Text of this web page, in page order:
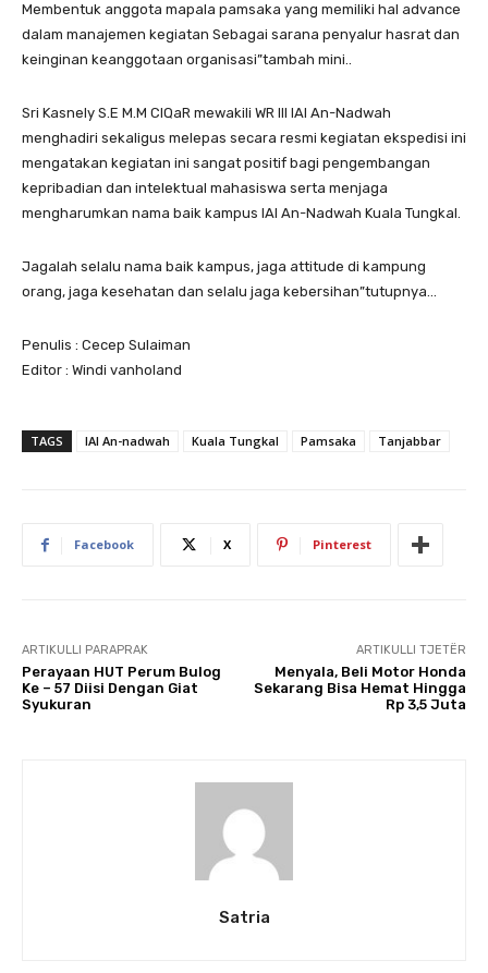
Membentuk anggota mapala pamsaka yang memiliki hal advance
dalam manajemen kegiatan Sebagai sarana penyalur hasrat dan
keinginan keanggotaan organisasi”tambah mini..
Sri Kasnely S.E M.M CIQaR mewakili WR III IAI An-Nadwah
menghadiri sekaligus melepas secara resmi kegiatan ekspedisi ini
mengatakan kegiatan ini sangat positif bagi pengembangan
kepribadian dan intelektual mahasiswa serta menjaga
mengharumkan nama baik kampus IAI An-Nadwah Kuala Tungkal.
Jagalah selalu nama baik kampus, jaga attitude di kampung
orang, jaga kesehatan dan selalu jaga kebersihan”tutupnya…
Penulis : Cecep Sulaiman
Editor : Windi vanholand
TAGS IAI An-nadwah Kuala Tungkal Pamsaka Tanjabbar
Facebook X Pinterest
ARTIKULLI PARAPRAK
Perayaan HUT Perum Bulog
Ke – 57 Diisi Dengan Giat
Syukuran
ARTIKULLI TJETËR
Menyala, Beli Motor Honda
Sekarang Bisa Hemat Hingga
Rp 3,5 Juta
Satria